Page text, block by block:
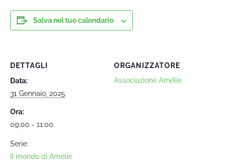
Salva nel tuo calendario
DETTAGLI
Data:
31 Gennaio, 2025
Ora:
09:00 - 11:00
Serie:
Il mondo di Amélie
ORGANIZZATORE
Associazione Amélie